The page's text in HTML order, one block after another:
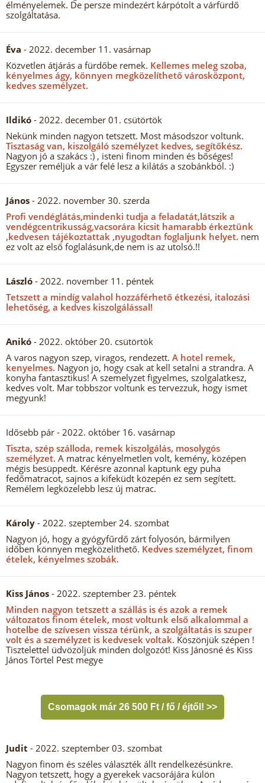
élményelemek. De persze mindezért kárpótolt a várfürdő
szolgáltatása.
Éva - 2022. december 11. vasárnap
Közvetlen átjárás a fürdőbe remek. Kellemes meleg szoba,
kényelmes ágy, könnyen megközelíthető városközpont,
kedves személyzet.
Ildikó - 2022. december 01. csütörtök
Nekünk minden nagyon tetszett. Most másodszor voltunk.
Tisztaság van, kiszolgáló személyzet kedves, segítőkész.
Nagyon jó a szakács :) , isteni finom minden és bőséges!
Egyszer reméljük a vár felé lesz a kilátás a szobánkból. :)
János - 2022. november 30. szerda
Profi vendéglátás,mindenki tudja a feladatát,látszik a
vendégcentrikusság,vacsorára kicsit hamarabb érkeztünk
,kedvesen tájékoztattak ,nyugodtan foglaljunk helyet. nem
ez volt az első foglalásunk,de nem is az utolsó.!!
László - 2022. november 11. péntek
Tetszett a mindíg valahol hozzáférhető étkezési, italozási
lehetőség, a kedves kiszolgálással!
Anikó - 2022. október 20. csütörtök
A varos nagyon szep, viragos, rendezett. A hotel remek,
kenyelmes. Nagyon jo, hogy csak at kell setalni a strandra. A
konyha fantasztikus! A szemelyzet figyelmes, szolgalatkesz,
kedves volt. Mar tobbszor voltunk es tervezzuk, hogy ismet
megyunk!
Idősebb pár - 2022. október 16. vasárnap
Tiszta, szép szálloda, remek kiszolgálás, mosolygós
személyzet. A matrac kényelmetlen volt, kemény, középen
mégis besüppedt. Kérésre azonnal kaptunk egy puha
fedőmatracot, sajnos a kifeküdt közepén ez sem segített.
Remélem legközelebb lesz új matrac.
Károly - 2022. szeptember 24. szombat
Nagyon jó, hogy a gyógyfűrdő zárt folyosón, bármilyen
időben könnyen megközelithető. Kedves személyzet, finom
ételek, kényelmes szobák.
Kiss János - 2022. szeptember 23. péntek
Minden nagyon tetszett a szállás is és azok a remek
változatos finom ételek, most voltunk első alkalommal a
hotelbe de szívesen vissza térünk, a szolgáltatás is szuper
volt és a személyzet is kedvesek voltak. Köszönjük szépen !
Tisztelettel üdvözöljük minden dolgozót! Kiss Jánosné és Kiss
János Törtel Pest megye
Csomagok már 26 500 Ft / fő / éjtől! >>
Judit - 2022. szeptember 03. szombat
Nagyon finom és széles választék állt rendelkezésünkre.
Nagyon tetszett, hogy a gyerekek vacsorájára külön